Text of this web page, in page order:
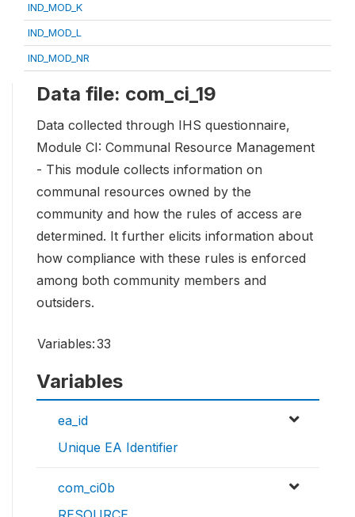
IND_MOD_K
IND_MOD_L
IND_MOD_NR
Data file: com_ci_19
Data collected through IHS questionnaire,
Module CI: Communal Resource Management
- This module collects information on
communal resources owned by the
community and how the rules of access are
determined. It further elicits information about
how compliance with these rules is enforced
among both community members and
outsiders.
Variables:33
Variables
ea_id
Unique EA Identifier
com_ci0b